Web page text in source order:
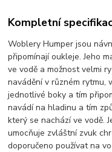
Kompletní
Woblery Humper jsou
připomínají oukleje. Jeho
ve vodě a možnost velmi
navádění v různém rytmu,
jednotlivé boky a tím
navádí na hladinu a tím
který se nachází ve vodě.
umocňuje zvláštní zvuk
doporučeno používat na